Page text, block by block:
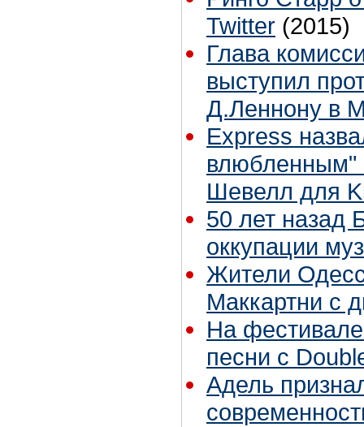
Twitter (2015)
Глава
выступил
Д.Леннону в
Express
влюбленным"
Шевелл для
50 лет назад
оккупации
Жители
Маккартни с
На
песни с
Адель